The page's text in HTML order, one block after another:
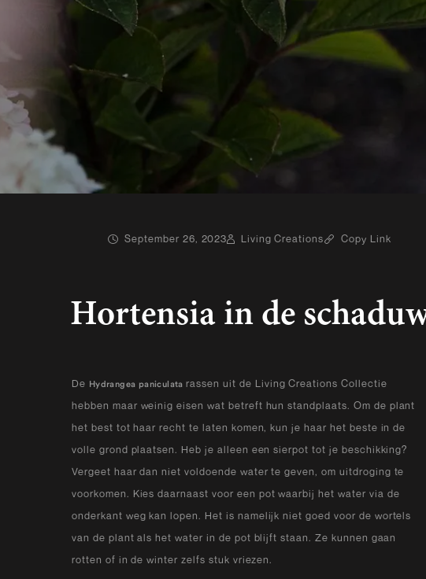
September 26, 2023 Living Creations Copy Link
Hortensia in de
De Hydrangea paniculatarassen uit de Living Creations Collectie
hebben maar weinig eisen wat betreft hun standplaats. Om de plant
het best tot haar recht te laten komen, kun je haar het beste in de
volle grond plaatsen. Heb je alleen een sierpot tot je beschikking?
Vergeet haar dan niet voldoende water te geven, om uitdroging te
voorkomen. Kies daarnaast voor een pot waarbij het water via de
onderkant weg kan lopen. Het is namelijk niet goed voor de wortels
van de plant als het water in de pot blijft staan. Ze kunnen gaan
rotten of in de winter zelfs stuk vriezen.